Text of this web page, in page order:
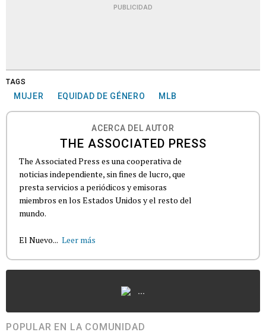
PUBLICIDAD
TAGS
MUJER EQUIDAD DE GÉNERO MLB
ACERCA DEL AUTOR
THE ASSOCIATED PRESS
The Associated Press es una cooperativa de
noticias independiente, sin fines de lucro, que
presta servicios a periódicos y emisoras
miembros en los Estados Unidos y el resto del
mundo.
El Nuevo... Leer más
...
POPULAR EN LA COMUNIDAD